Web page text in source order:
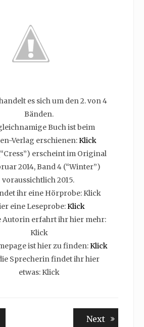
es sich um den 2. von 4
Bänden.
Buch ist beim
Verlag erschienen:Klick
erscheint im Original
2014, Band 4 (“Winter”)
voraussichtlich 2015.
ihr eine Hörprobe: Klick
eine Leseprobe:Klick
Autorin erfahrt ihr hier mehr:
Klick
ist hier zu finden:Klick
Sprecherin findet ihr hier
etwas: Klick
NextNext